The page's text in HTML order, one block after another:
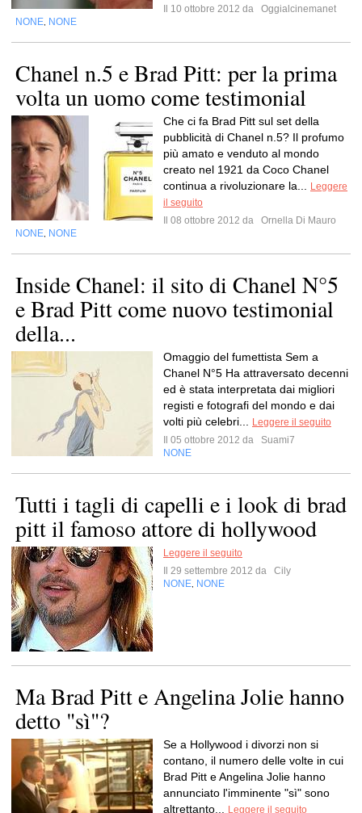
Il 10 ottobre 2012 da
Oggialcinemanet
NONE NONE
Chanel n.5 e Brad Pitt: per la prima
volta un uomo come testimonial
Che ci fa Brad Pitt sul set della
pubblicità di Chanel n.5? Il profumo
più amato e venduto al mondo
creato nel 1921 da Coco Chanel
continua a rivoluzionare la...
Leggere
il seguito
Il 08 ottobre 2012 da
Ornella Di Mauro
NONE NONE
Inside Chanel: il sito di Chanel N°5
e Brad Pitt come nuovo testimonial
della...
Omaggio del fumettista Sem a
Chanel N°5 Ha attraversato decenni
ed è stata interpretata dai migliori
registi e fotografi del mondo e dai
volti più celebri...
Leggere il seguito
Il 05 ottobre 2012 da
Suami7
NONE
Tutti i tagli di capelli e i look di brad
pitt il famoso attore di hollywood
Leggere il seguito
Il 29 settembre 2012 da
Cily
NONE NONE
Ma Brad Pitt e Angelina Jolie hanno
detto "sì"?
Se a Hollywood i divorzi non si
contano, il numero delle volte in cui
Brad Pitt e Angelina Jolie hanno
annunciato l'imminente "sì" sono
altrettanto...
Leggere il seguito